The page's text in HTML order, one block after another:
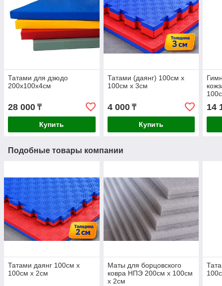
Татами для дзюдо
200х100х4см
28 000 ₸
Купить
Татами (даянг) 100см х
100см х 3см
4 000₸
Купить
14
Подобные товары компании
Татами даянг 100см х
100см х 2см
Маты для борцовского
ковра НПЭ 200см х 100см
х 2см